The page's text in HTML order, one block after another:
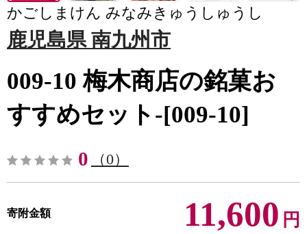
かごしまけん みなみきゅうしゅうし
鹿児島県 南九州市
009-10 梅木商店の銘菓お
すすめセット-[009-10]
0 （0）
寄附金額 11,600 円